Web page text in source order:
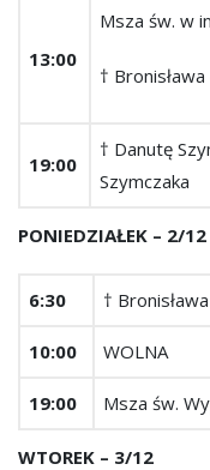
13:00
Msza św. w
†
19:00
† Danutę
Szymczaka
PONIEDZIAŁEK – 2/12
6:30 †
10:00 WOLNA
19:00 Msza św.
WTOREK – 3/12